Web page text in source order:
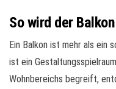
So wird der
Ein Balkon ist mehr als ein
ist ein
Wohnbereichs begreift,